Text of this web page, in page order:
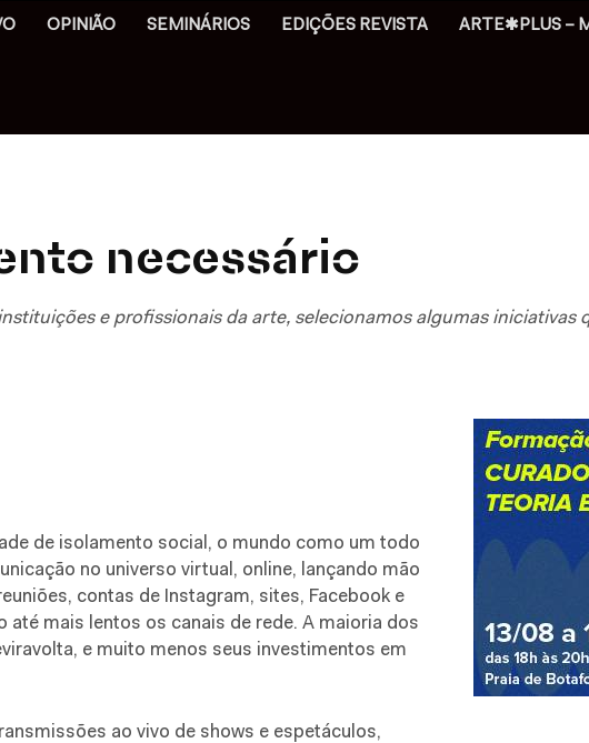
OPINIÃO SEMINÁRIOS EDIÇÕES REVISTA ARTE✱PLUS –
necessário
e profissionais da arte, selecionamos algumas iniciativas
de isolamento social, o mundo como um todo
no universo virtual, online, lançando mão
contas de Instagram, sites, Facebook e
mais lentos os canais de rede. A maioria dos
e muito menos seus investimentos em
ao vivo de shows e espetáculos,